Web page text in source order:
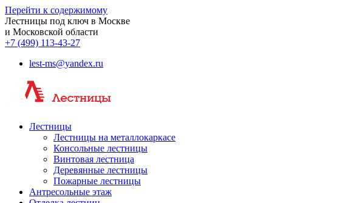
Перейти к содержимому
Лестницы под ключ в Москве
и Московской области
+7 (499) 113-43-27
lest-ms@yandex.ru
Лестницы
Лестницы на металлокаркасе
Консольные лестницы
Винтовая лестница
Деревянные лестницы
Пожарные лестницы
Антресольные этаж